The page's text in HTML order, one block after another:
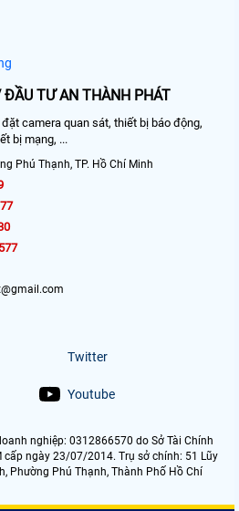
TƯ AN THÀNH PHÁT
camera quan sát, thiết bị báo động,
bị mạng, ...
Phú Thạnh, TP. Hồ Chí Minh
Twitter
Youtube
nghiệp: 0312866570 do Sở Tài Chính
cấp ngày 23/07/2014. Trụ sở chính: 51 Lũy
Phường Phú Thạnh, Thành Phố Hồ Chí